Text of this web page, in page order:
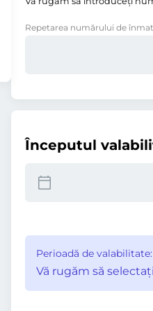
Repetarea numărului de
Începutul
Perioadă de valabilitate:
Vă rugăm să